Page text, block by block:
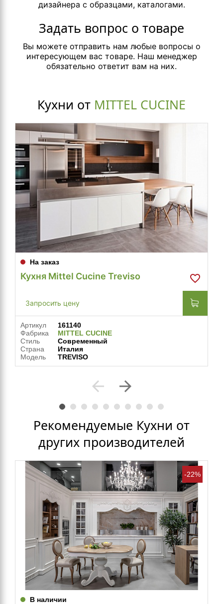
дизайнера с образцами, каталогами.
Задать вопрос о товаре
Вы можете отправить нам любые вопросы о
интересующем вас товаре. Наш менеджер
обязательно ответит вам на них.
Кухни от MITTEL CUCINE
На заказ
Кухня Mittel Cucine Treviso
Запросить цену
Артикул
161140
Фабрика
MITTEL CUCINE
Стиль
Современный
Страна
Италия
Модель
TREVISO
arrow_back arrow_forward
Рекомендуемые Кухни от
других производителей
-22%
В наличии